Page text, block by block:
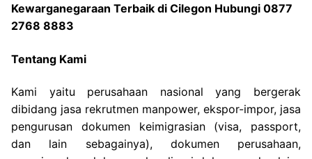
Kewarganegaraan Terbaik di Cilegon Hubungi 0877
2768 8883
Tentang Kami
Kami yaitu perusahaan nasional yang bergerak
dibidang jasa rekrutmen manpower, ekspor-impor, jasa
pengurusan dokumen keimigrasian (visa, passport,
dan lain sebagainya), dokumen perusahaan,